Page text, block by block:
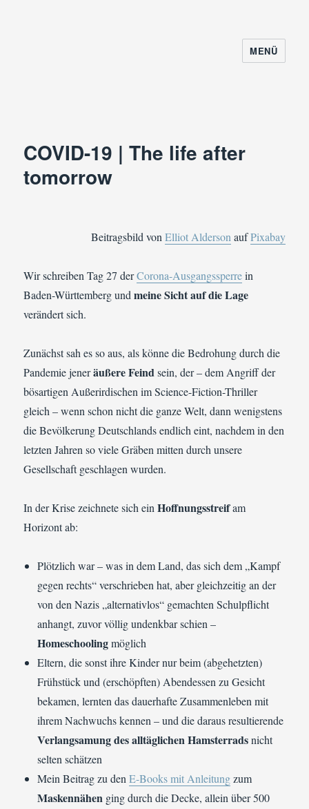
MENÜ
COVID-19 | The life after
tomorrow
Beitragsbild von Elliot Alderson aufPixabay
Wir schreiben Tag 27 derCorona-Ausgangssperrein
Baden-Württemberg undmeine Sicht auf die Lage
verändert sich.
Zunächst sah es so aus, als könne die Bedrohung durch die
Pandemie jeneräußere Feindsein, der – dem Angriff der
bösartigen Außerirdischen im Science-Fiction-Thriller
gleich – wenn schon nicht die ganze Welt, dann wenigstens
die Bevölkerung Deutschlands endlich eint, nachdem in den
letzten Jahren so viele Gräben mitten durch unsere
Gesellschaft geschlagen wurden.
In der Krise zeichnete sich einHoffnungsstreifam
Horizont ab:
Plötzlich war – was in dem Land, das sich dem „Kampf
gegen rechts“ verschrieben hat, aber gleichzeitig an der
von den Nazis „alternativlos“ gemachten Schulpflicht
anhangt, zuvor völlig undenkbar schien –
Homeschoolingmöglich
Eltern, die sonst ihre Kinder nur beim (abgehetzten)
Frühstück und (erschöpften) Abendessen zu Gesicht
bekamen, lernten das dauerhafte Zusammenleben mit
ihrem Nachwuchs kennen – und die daraus resultierende
Verlangsamung des alltäglichen Hamsterradsnicht
selten schätzen
Mein Beitrag zu denE-Books mit Anleitungzum
Maskennähen ging durch die Decke, allein über 500